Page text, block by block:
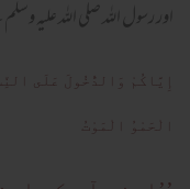
اور رسول اللہ صلی اللہ علیہ
إِيَّاكُمْ وَالدُّخُولَ عَلَى
الْحَمْوُ الْمَوْتُ